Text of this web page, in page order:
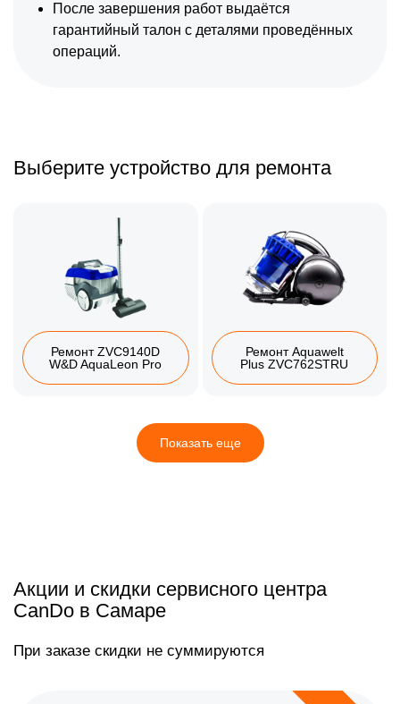
После завершения работ выдаётся
гарантийный талон с деталями проведённых
операций.
Выберите устройство для ремонта
Ремонт ZVC9140D
W&D AquaLeon Pro
Ремонт Aquawelt
Plus ZVC762STRU
Показать еще
Акции и скидки сервисного центра
CanDo в Самаре
При заказе скидки не суммируются